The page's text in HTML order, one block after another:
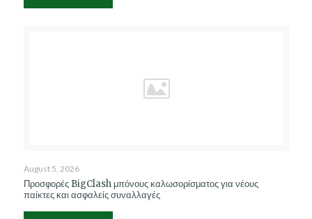
August 5, 2026
Προσφορές BigClash μπόνους καλωσορίσματος για νέους
παίκτες και ασφαλείς συναλλαγές